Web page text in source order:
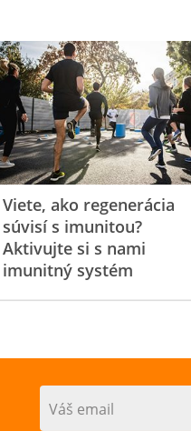
Viete, ako regenerácia
súvisí s imunitou?
Aktivujte si s nami
imunitný systém
Váš email